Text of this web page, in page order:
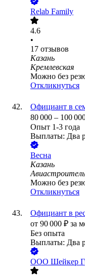
Relab Family
4.6
•
17 отзывов
Казань
Кремлевская
Можно без
Откликнуться
Официант в
80 000 – 100
Опыт 1-3 года
Выплаты: Два
Весна
Казань
Можно без
Откликнуться
Официант в
от 90 000 ₽ за
Без опыта
Выплаты: Два
ООО Шейкер